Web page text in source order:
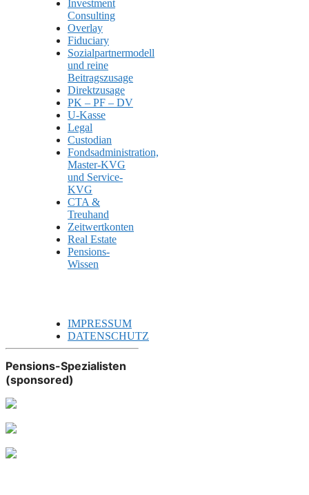
Investment
Consulting
Overlay
Fiduciary
Sozialpartnermodell
und reine
Beitragszusage
Direktzusage
PK – PF – DV
U-Kasse
Legal
Custodian
Fondsadministration,
Master-KVG
und Service-
KVG
CTA &
Treuhand
Zeitwertkonten
Real Estate
Pensions-
Wissen
IMPRESSUM
DATENSCHUTZ
Pensions-Spezialisten
(sponsored)